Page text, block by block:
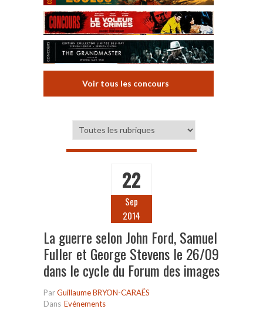
Voir tous les concours
22
Sep
2014
La guerre selon John Ford, Samuel
Fuller et George Stevens le 26/09
dans le cycle du Forum des images
ParGuillaume BRYON-CARAËS
Dans Evénements